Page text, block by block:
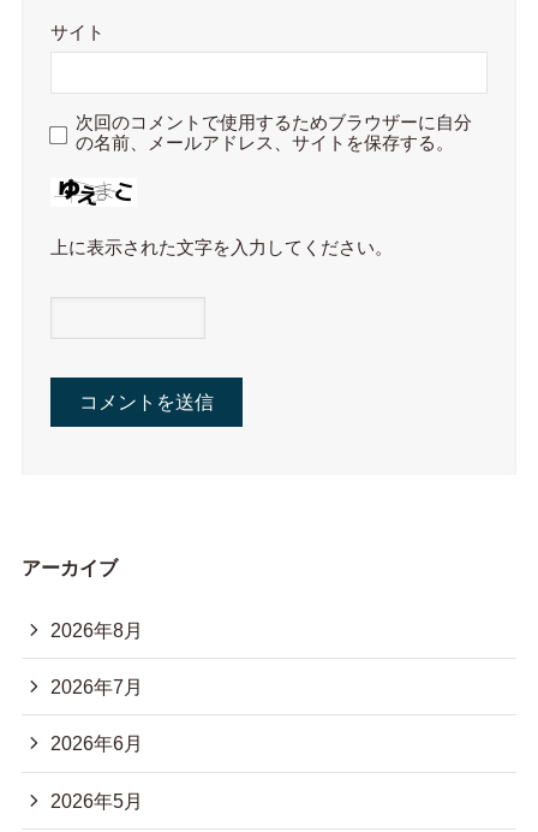
サイト
次回のコメントで使用するためブラウザーに自分
の名前、メールアドレス、サイトを保存する。
上に表示された文字を入力してください。
アーカイブ
2026年8月
2026年7月
2026年6月
2026年5月